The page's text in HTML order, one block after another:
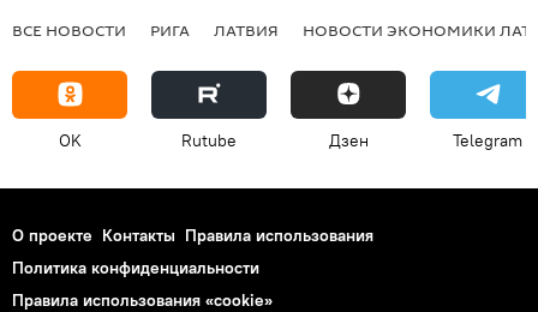
ВСЕ НОВОСТИ РИГА ЛАТВИЯ НОВОСТИ ЭКОНОМИКИ
OK Rutube Дзен Telegram
О проекте Контакты Правила использования
Политика конфиденциальности
Правила использования «cookie»